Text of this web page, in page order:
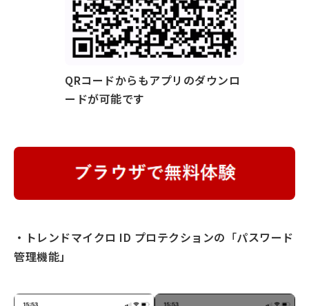
QRコードからもアプリのダウンロ
ードが可能です
・トレンドマイクロ ID プロテクションの 「パスワード
管理機能」